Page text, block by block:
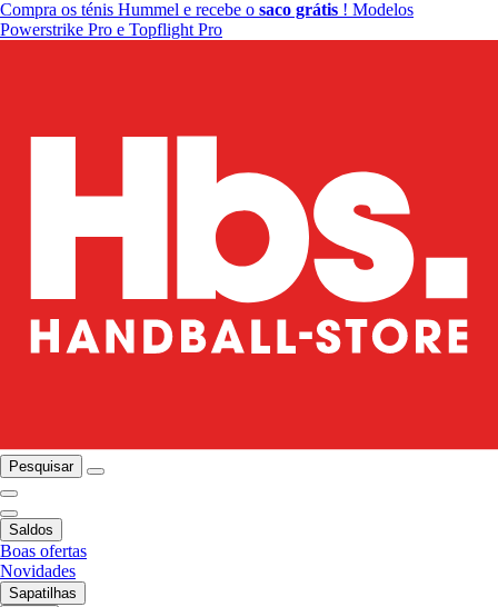
Compra os ténis Hummel e recebe o saco grátis ! Modelos
Powerstrike Pro e Topflight Pro
Pesquisar
Saldos
Boas ofertas
Novidades
Sapatilhas